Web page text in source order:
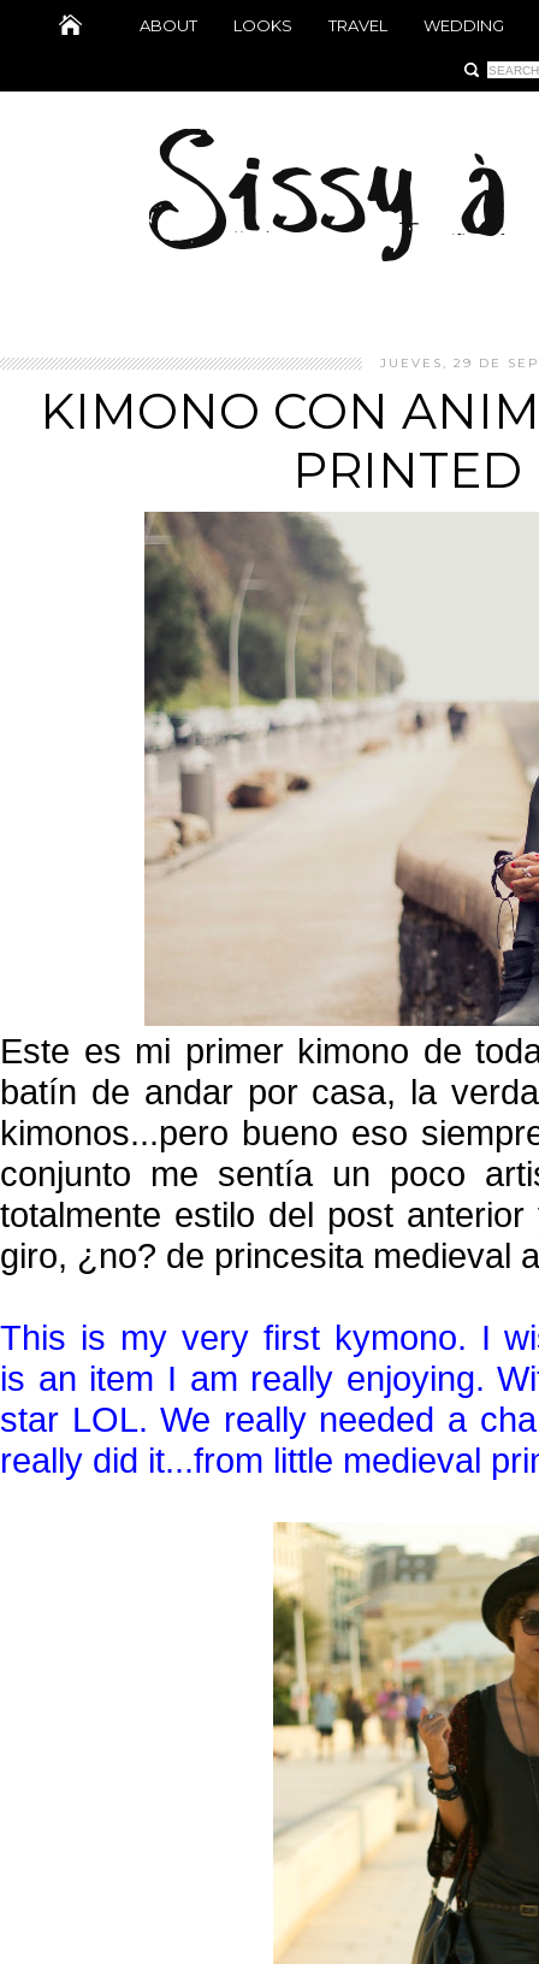
ABOUT LOOKS TRAVEL WEDDING
JUEVES, 29 DE
KIMONO CON
Este es mi primer kimono de
batín de andar por casa, la
kimonos...pero bueno eso
conjunto me sentía un poco
totalmente estilo del post
giro, ¿no? de princesita medieval
This is my very first kymono. I
is an item I am really enjoying.
star LOL. We really needed a
really did it...from little medieval